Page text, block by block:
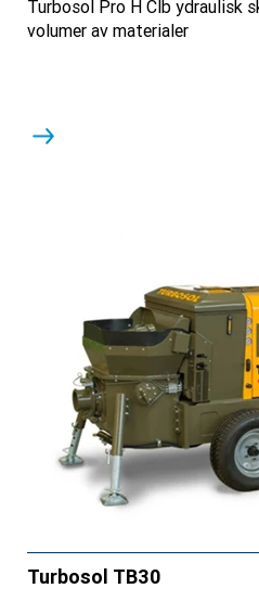
Turbosol Pro H Clb ydraulisk
volumer av materialer
Turbosol TB30